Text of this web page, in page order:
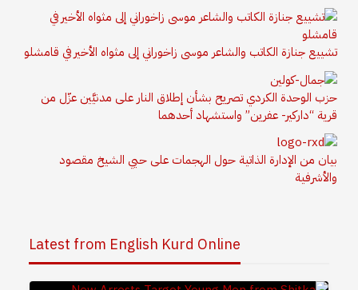
تشييع جنازة الكاتب والشاعر موسى زاخوراني إلى مثواه الأخير في قامشلو
حزب الوحدة الكردي تصريح بشأن إطلاق النار على مدنيَّين عزّل من
قرية “داركير- عفرين” واستشهاد أحدهما
بيان من الإدارة الذاتية حول الهجمات على حيي الشيخ مقصود
والأشرفية
Latest from English Kurd Online